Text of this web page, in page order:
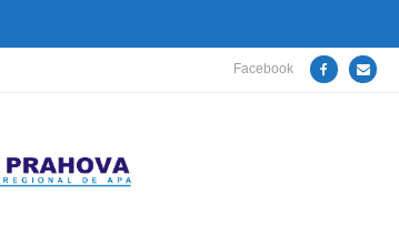
Facebook